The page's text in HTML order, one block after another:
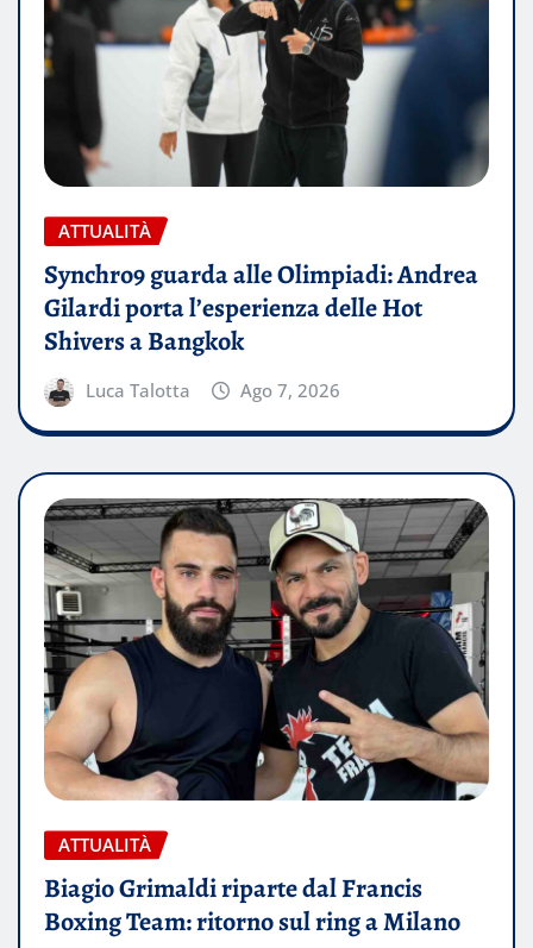
ATTUALITÀ
Synchro9 guarda alle Olimpiadi: Andrea
Gilardi porta l’esperienza delle Hot
Shivers a Bangkok
Luca Talotta Ago 7, 2026
ATTUALITÀ
Biagio Grimaldi riparte dal Francis
Boxing Team: ritorno sul ring a Milano